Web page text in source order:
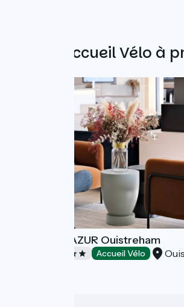
Autres Accueil Vélo à
Hôtel THALAZUR Ouistreham
Accueil Vélo